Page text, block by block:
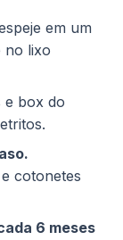
em um
no lixo
e box do
cotonetes
6 meses